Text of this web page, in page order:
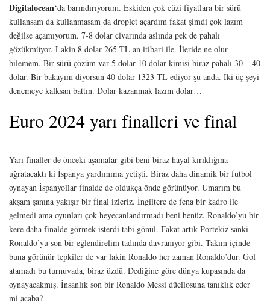
Digitalocean‘da barındırıyorum. Eskiden çok cüzi fiyatlara bir sürü
kullansam da kullanmasam da droplet açardım fakat şimdi çok lazım
değilse açamıyorum. 7-8 dolar civarında aslında pek de pahalı
gözükmüyor. Lakin 8 dolar 265 TL an itibari ile. İleride ne olur
bilemem. Bir sürü çözüm var 5 dolar 10 dolar kimisi biraz pahalı 30 – 40
dolar. Bir bakayım diyorsun 40 dolar 1323 TL ediyor şu anda. İki üç şeyi
denemeye kalksan battın. Dolar kazanmak lazım dolar…
Euro 2024 yarı finalleri ve final
Yarı finaller de önceki aşamalar gibi beni biraz hayal kırıklığına
uğratacaktı ki İspanya yardımıma yetişti. Biraz daha dinamik bir futbol
oynayan İspanyollar finalde de oldukça önde görünüyor. Umarım bu
akşam şanına yakışır bir final izleriz. İngiltere de fena bir kadro ile
gelmedi ama oyunları çok heyecanlandırmadı beni henüz. Ronaldo’yu bir
kere daha finalde görmek isterdi tabi gönül. Fakat artık Portekiz sanki
Ronaldo’yu son bir eğlendirelim tadında davranıyor gibi. Takım içinde
buna görünür tepkiler de var lakin Ronaldo her zaman Ronaldo’dur. Gol
atamadı bu turnuvada, biraz üzdü. Dediğine göre dünya kupasında da
oynayacakmış. İnsanlık son bir Ronaldo Messi düellosuna tanıklık eder
mi acaba?